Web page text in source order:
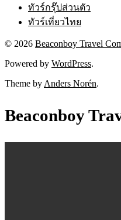
ทัวร์กรุ๊ปส่วนตัว
ทัวร์เที่ยวไทย
© 2026 Beaconboy Travel
Powered by WordPress.
Theme by Anders Norén.
Beaconboy